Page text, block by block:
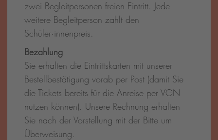
zwei Begleitpersonen freien Eintritt. Jede
weitere Begleitperson zahlt den
Schüler·innenpreis.
Bezahlung
Sie erhalten die Eintrittskarten mit unserer
Bestellbestätigung vorab per Post (damit Sie
die Tickets bereits für die Anreise per VGN
nutzen können). Unsere Rechnung erhalten
Sie nach der Vorstellung mit der Bitte um
Überweisung.